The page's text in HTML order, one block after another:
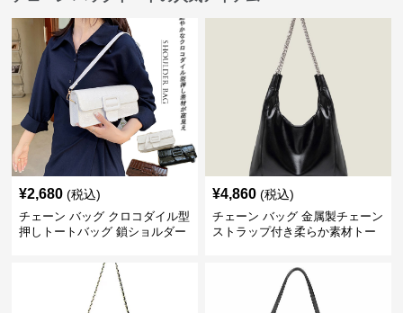
¥2,680 (税込)
チェーン バッグ クロコダイル型
押しトートバッグ 鎖ショルダー
¥4,860 (税込)
チェーン バッグ 金属製チェーン
ストラップ付き柔らか素材トー